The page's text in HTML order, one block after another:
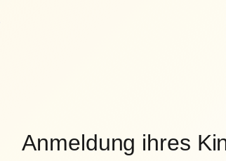
Anmeldung ihres